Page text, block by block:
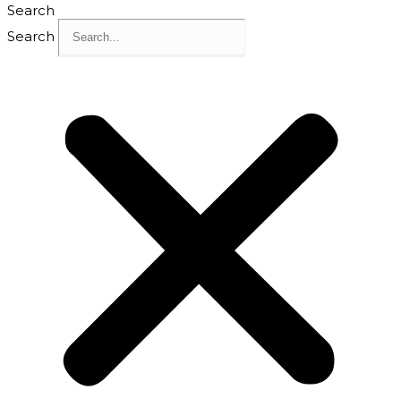
Search
Search